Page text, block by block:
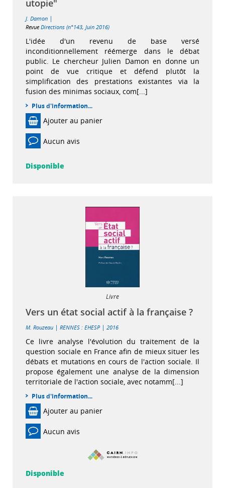
utopie"
J. Damon |
Revue Directions (n°143, Juin 2016)
L'idée d'un revenu de base versé
inconditionnellement réémerge dans le débat
public. Le chercheur Julien Damon en donne un
point de vue critique et défend plutôt la
simplification des prestations existantes via la
fusion des minimas sociaux, com[...]
Plus d'information...
Ajouter au panier
Aucun avis
Disponible
Livre
Vers un état social actif à la française ?
M. Rouzeau | RENNES : EHESP| 2016
Ce livre analyse l'évolution du traitement de la
question sociale en France afin de mieux situer les
débats et mutations en cours de l'action sociale. Il
propose également une analyse de la dimension
territoriale de l'action sociale, avec notamm[...]
Plus d'information...
Ajouter au panier
Aucun avis
Disponible